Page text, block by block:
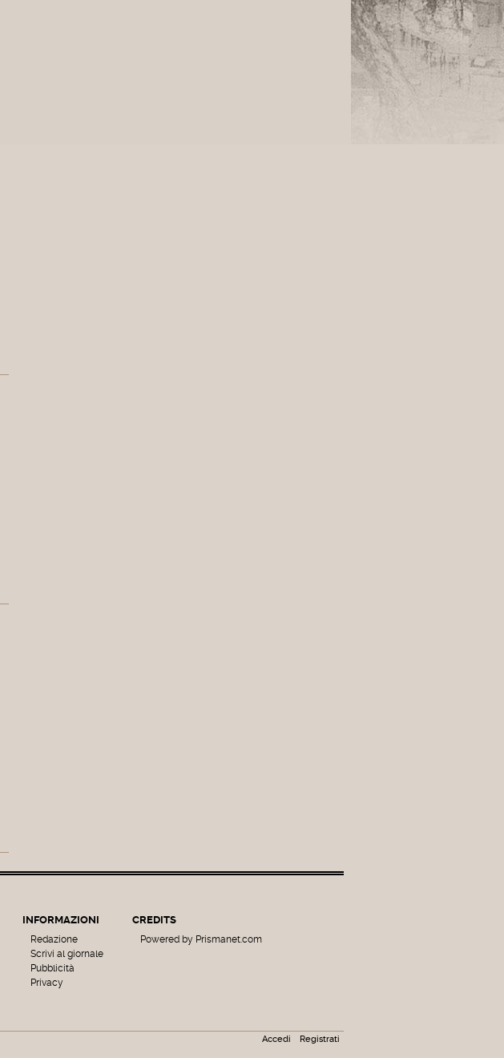
INFORMAZIONI
Redazione
Scrivi al giornale
Pubblicità
Privacy
CREDITS
Powered by Prismanet.com
Accedi Registrati